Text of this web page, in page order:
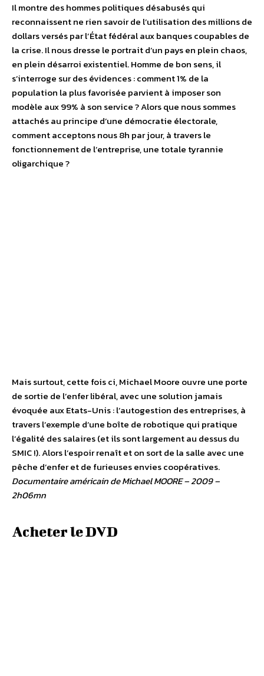
Il montre des hommes politiques désabusés qui
reconnaissent ne rien savoir de l’utilisation des millions de
dollars versés par l’État fédéral aux banques coupables de
la crise. Il nous dresse le portrait d’un pays en plein chaos,
en plein désarroi existentiel. Homme de bon sens, il
s’interroge sur des évidences : comment 1% de la
population la plus favorisée parvient à imposer son
modèle aux 99% à son service ? Alors que nous sommes
attachés au principe d’une démocratie électorale,
comment acceptons nous 8h par jour, à travers le
fonctionnement de l’entreprise, une totale tyrannie
oligarchique ?
Mais surtout, cette fois ci, Michael Moore ouvre une porte
de sortie de l’enfer libéral, avec une solution jamais
évoquée aux Etats-Unis : l’autogestion des entreprises, à
travers l’exemple d’une boîte de robotique qui pratique
l’égalité des salaires (et ils sont largement au dessus du
SMIC !). Alors l’espoir renaît et on sort de la salle avec une
pêche d’enfer et de furieuses envies coopératives.
Documentaire américain de Michael MOORE – 2009 –
2h06mn
Acheter le DVD